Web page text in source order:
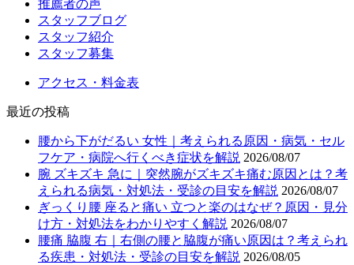
推薦者の声
スタッフブログ
スタッフ紹介
スタッフ募集
アクセス・料金表
最近の投稿
腰から下がだるい 女性｜考えられる原因・病気・セル
フケア・病院へ行くべき症状を解説 2026/08/07
腕 ズキズキ 急に｜突然腕がズキズキ痛む原因とは？考
えられる病気・対処法・受診の目安を解説 2026/08/07
ぎっくり腰 座ると痛い 立つと楽のはなぜ？原因・見分
け方・対処法をわかりやすく解説 2026/08/07
腰痛 脇腹 右｜右側の腰と脇腹が痛い原因は？考えられ
る疾患・対処法・受診の目安を解説 2026/08/05